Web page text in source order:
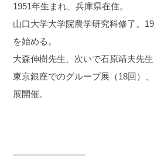
1951年生まれ、兵庫県在住。
山口大学大学院農学研究科修了。
を始める。
大森伸樹先生、次いで石原靖夫先
東京銀座でのグループ展（18回）
展開催。